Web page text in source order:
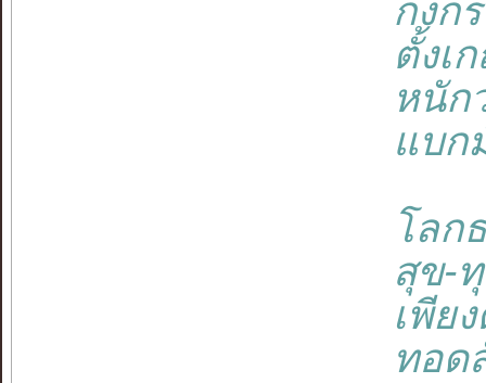
กงก
ตั้งเ
หนัก
แบก
โลก
สุข-
เพีย
ทอด